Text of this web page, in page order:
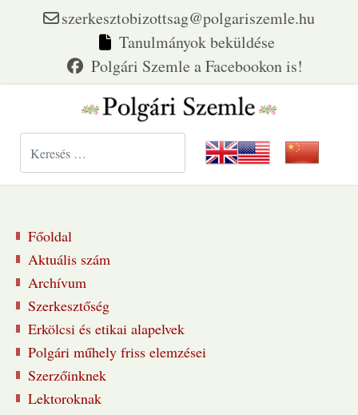
szerkesztobizottsag@polgariszemle.hu
Tanulmányok beküldése
Főoldal
Aktuális szám
Archívum
Szerkesztőség
Erkölcsi és etikai alapelvek
Polgári műhely friss elemzései
Szerzőinknek
Lektoroknak